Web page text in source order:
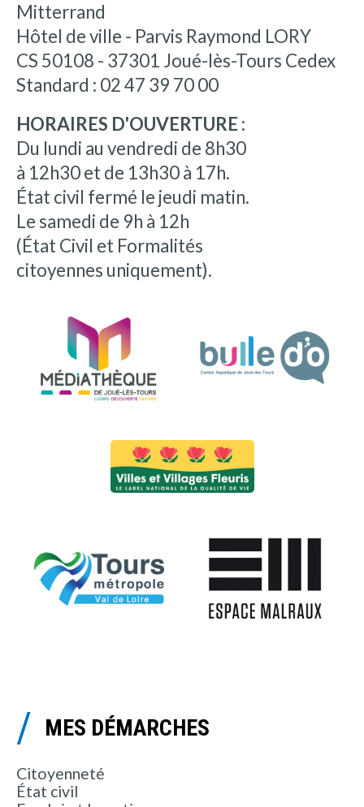
Mitterrand
Hôtel de ville - Parvis Raymond LORY
CS 50108 - 37301 Joué-lès-Tours Cedex
Standard : 02 47 39 70 00
HORAIRES D'OUVERTURE :
Du lundi au vendredi de 8h30
à 12h30 et de 13h30 à 17h.
État civil fermé le jeudi matin.
Le samedi de 9h à 12h
(État Civil et Formalités
citoyennes uniquement).
MES DÉMARCHES
Citoyenneté
État civil